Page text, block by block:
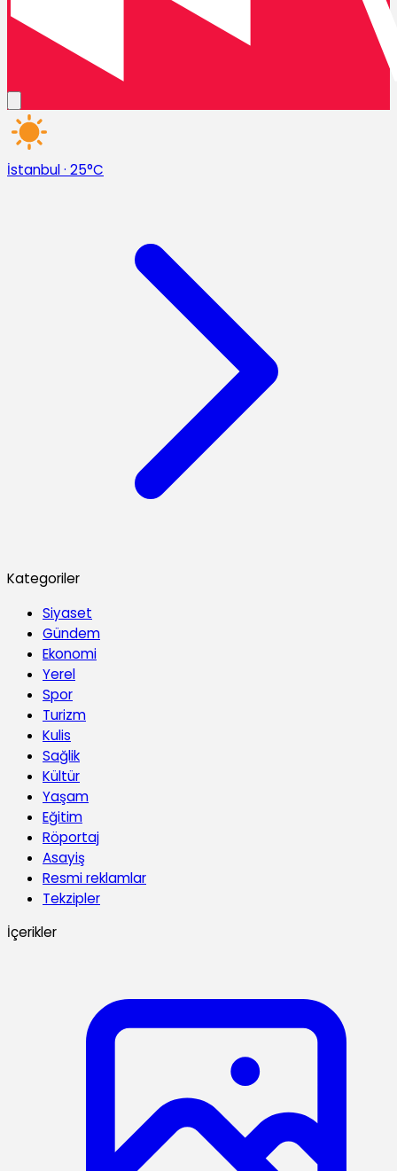
İstanbul· 25°C
Kategoriler
Siyaset
Gündem
Ekonomi
Yerel
Spor
Turizm
Kulis
Sağlik
Kültür
Yaşam
Eğitim
Röportaj
Asayiş
Resmi reklamlar
Tekzipler
İçerikler